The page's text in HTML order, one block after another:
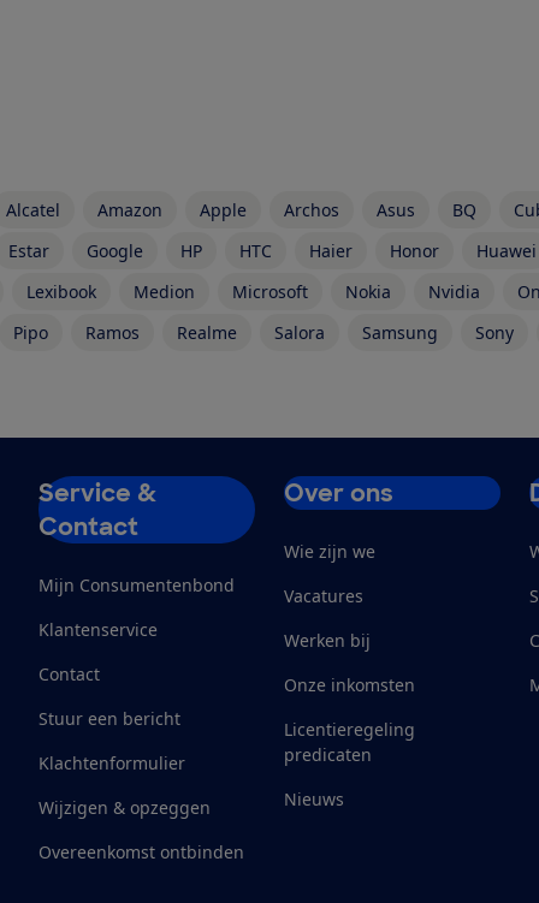
Alcatel Amazon Apple Archos Asus BQ
Estar Google HP HTC Haier Honor
Huawei
Lexibook Medion Microsoft Nokia Nvidia
Pipo Ramos Realme Salora Samsung Sony
Service &
Contact
Mijn Consumentenbond
Klantenservice
Contact
Stuur een bericht
Klachtenformulier
Wijzigen & opzeggen
Overeenkomst ontbinden
Over ons
Wie zijn we
Vacatures
Werken bij
Onze inkomsten
Licentieregeling
predicaten
Nieuws